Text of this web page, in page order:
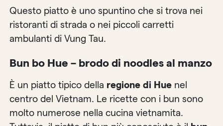
Questo piatto è uno spuntino che si trova nei
ristoranti di strada o nei piccoli carretti
ambulanti di Vung Tau.
Bun bo Hue – brodo di noodles al manzo
È un piatto tipico della regione di Hue nel
centro del Vietnam. Le ricette con i bun sono
molto numerose nella cucina vietnamita.